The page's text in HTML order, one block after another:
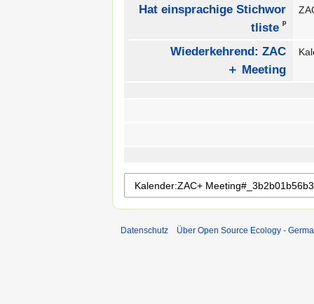
Hat einsprachige Stichwor
tliste ᵖ
Wiederkehrend: ZAC
＋ Meeting
Datenschutz Über Open Source Ecology -